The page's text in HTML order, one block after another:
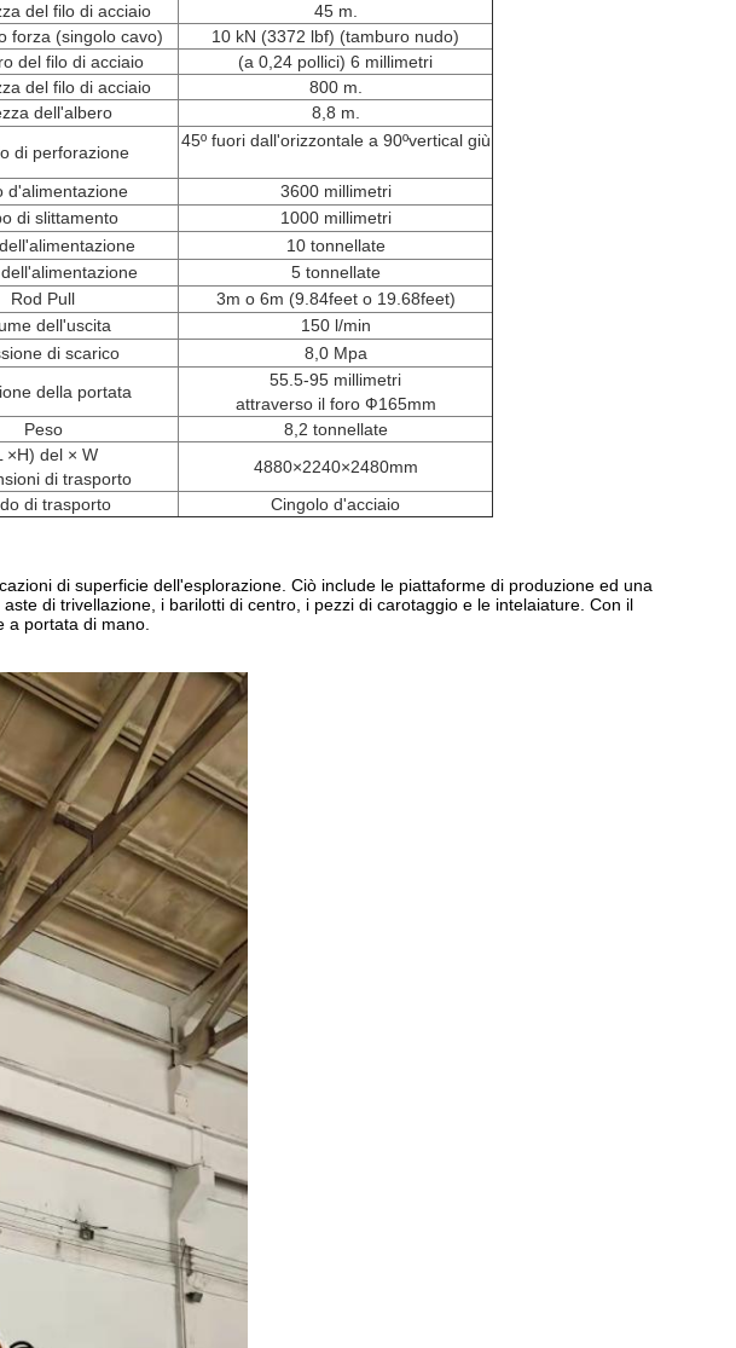
del filo di acciaio
45 m.
forza (singolo cavo)
10 kN (3372 lbf) (tamburo nudo)
del filo di acciaio
(a 0,24 pollici) 6 millimetri
del filo di acciaio
800 m.
dell'albero 8,8 m.
di perforazione
45º fuori dall'orizzontale a 90ºvertical giù
d'alimentazione
3600 millimetri
di slittamento
1000 millimetri
10 tonnellate
5 tonnellate
Rod Pull
3m o 6m (9.84feet o 19.68feet)
dell'uscita
150 l/min
di scarico
8,0 Mpa
della portata
55.5-95 millimetri
attraverso il foro Ф165mm
Peso
8,2 tonnellate
×H) del × W
di trasporto
4880×2240×2480mm
di trasporto
Cingolo d'acciaio
di superficie dell'esplorazione. Ciò include le piattaforme di produzione ed una
di trivellazione, i barilotti di centro, i pezzi di carotaggio e le intelaiature. Con il
a portata di mano.